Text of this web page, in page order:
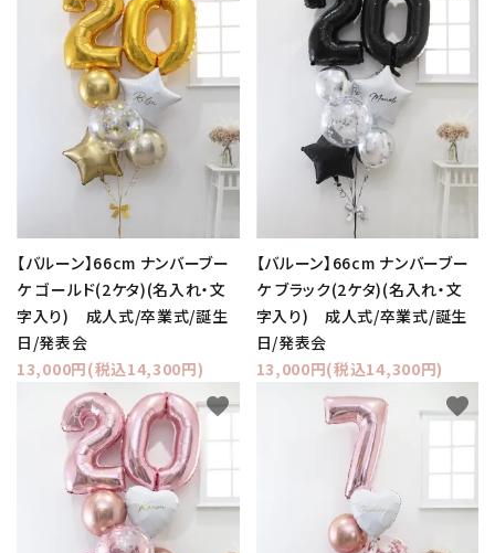
【バルーン】66cm ナンバーブー
ケ ゴールド(2ケタ)(名入れ・文
字入り) 成人式/卒業式/誕生
日/発表会
13,000円(税込14,300円)
【バルーン】66cm ナンバーブー
ケ ブラック(2ケタ)(名入れ・文
字入り) 成人式/卒業式/誕生
日/発表会
13,000円(税込14,300円)
favorite favorite